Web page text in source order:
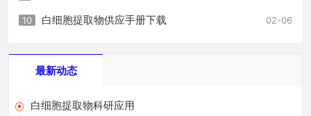
02-06
10 白细胞提取物供应手册下载
最新动态
白细胞提取物科研应用